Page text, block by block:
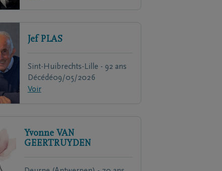
Jef PLAS
Sint-Huibrechts-Lille - 92 ans
Décédé09/05/2026
Voir
Yvonne VAN
GEERTRUYDEN